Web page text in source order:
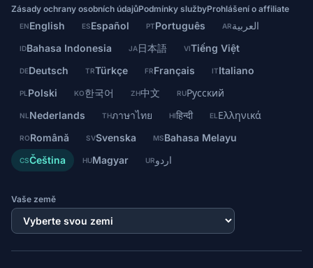
Zásady ochrany osobních údajůPodmínky službyProhlášení o affiliate
ENEnglish ESEspañol PTPortuguês ARالعربية
IDBahasa Indonesia JA日本語 VITiếng Việt
DEDeutsch TRTürkçe FRFrançais ITItaliano
PL Polski KO한국어 ZH中文 RUРусский
NL Nederlands THภาษาไทย HIहिन्दी EL Ελληνικά
RORomână SVSvenska MSBahasa Melayu
CSČeština HUMagyar URاردو
Vaše země